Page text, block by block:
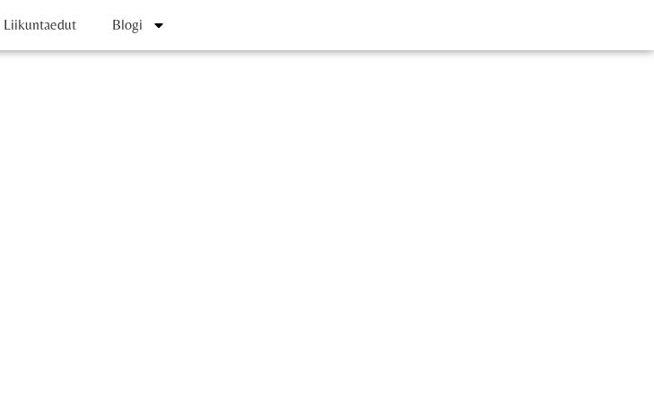
Liikuntaedut Blogi